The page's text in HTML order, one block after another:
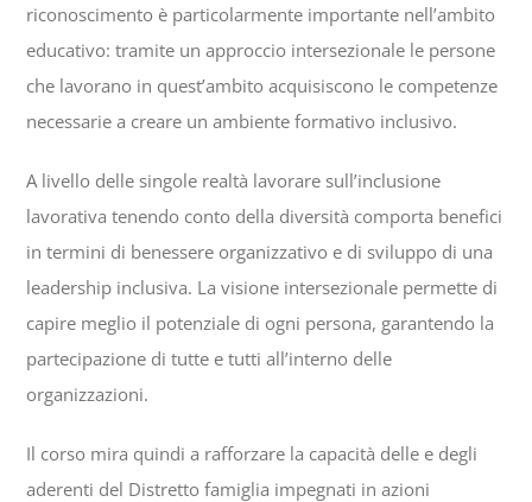
riconoscimento è particolarmente importante nell’ambito
educativo: tramite un approccio intersezionale le persone
che lavorano in quest’ambito acquisiscono le competenze
necessarie a creare un ambiente formativo inclusivo.
A livello delle singole realtà lavorare sull’inclusione
lavorativa tenendo conto della diversità comporta benefici
in termini di benessere organizzativo e di sviluppo di una
leadership inclusiva. La visione intersezionale permette di
capire meglio il potenziale di ogni persona, garantendo la
partecipazione di tutte e tutti all’interno delle
organizzazioni.
Il corso mira quindi a rafforzare la capacità delle e degli
aderenti del Distretto famiglia impegnati in azioni